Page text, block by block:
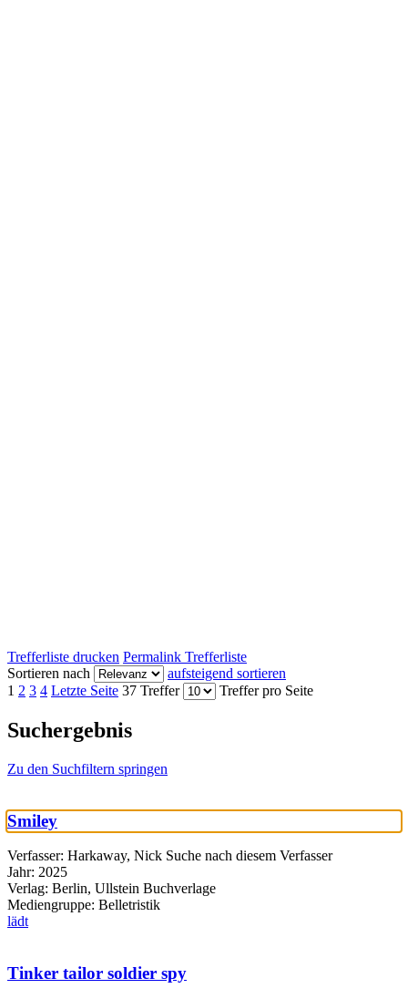
Trefferliste drucken Permalink Trefferliste
Sortieren nach
aufsteigend sortieren
1 2 3 4 Letzte Seite 37 Treffer Treffer pro Seite
Suchergebnis
Zu den Suchfiltern springen
Smiley
Verfasser: Harkaway, Nick Suche nach diesem Verfasser
Jahr: 2025
Verlag: Berlin, Ullstein Buchverlage
Mediengruppe: Belletristik
lädt
Tinker tailor soldier spy